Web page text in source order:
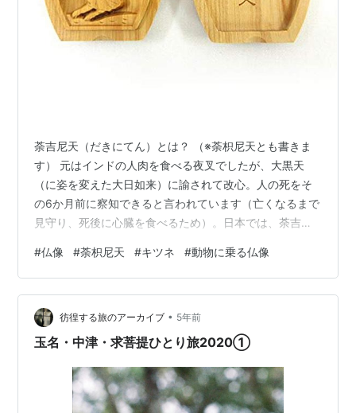
荼吉尼天（だきにてん）とは？ （※荼枳尼天とも書きま
す） 元はインドの人肉を食べる夜叉でしたが、大黒天
（に姿を変えた大日如来）に諭されて改心。人の死をそ
の6か月前に察知できると言われています（亡くなるまで
見守り、死後に心臓を食べるため）。日本では、荼吉尼
ん」と習合。白い狐に乗る天女の姿で表わされます。開
運出世のご利益があるといわれています。また、身分な
どにも関係なく、誰の願いも叶えてくれるとされたた
め、広く信仰されました。詳しい特徴を見ていきましょ
う。 荼吉尼天（だきにてん）とは？ 荼吉尼天（だきにて
#仏像 #荼枳尼天 #キツネ #動物に乗る仏像
彷徨する旅のアーカイブ • 5年前
玉名・中津・求菩提ひとり旅2020①